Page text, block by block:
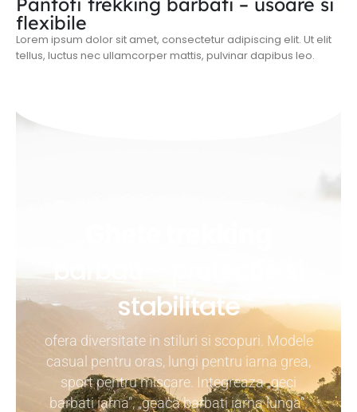
flexibile
Lorem ipsum dolor sit amet, consectetur adipiscing elit. Ut elit
tellus, luctus nec ullamcorper mattis, pulvinar dapibus leo.
barbati – protectie si
stabilitate
ofera diversitate in stiluri si scopuri. Modele
casual pentru oras, lungi pentru iarna grea,
sport pentru miscare. Integreaza „geci
barbati iarna”, „geaca barbati iarna lunga”.